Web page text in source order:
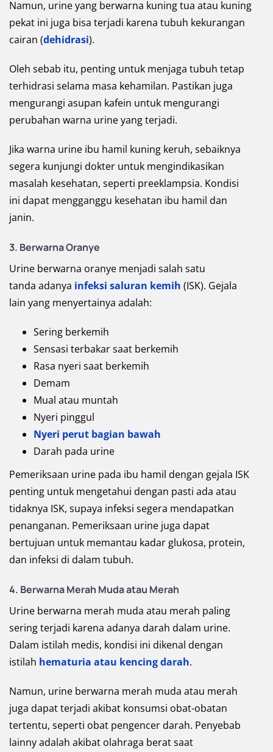
Namun, urine yang berwarna kuning tua atau kuning
pekat ini juga bisa terjadi karena tubuh kekurangan
cairan (dehidrasi).
Oleh sebab itu, penting untuk menjaga tubuh tetap
terhidrasi selama masa kehamilan. Pastikan juga
mengurangi asupan kafein untuk mengurangi
perubahan warna urine yang terjadi.
Jika warna urine ibu hamil kuning keruh, sebaiknya
segera kunjungi dokter untuk mengindikasikan
masalah kesehatan, seperti preeklampsia. Kondisi
ini dapat mengganggu kesehatan ibu hamil dan
janin.
3. Berwarna Oranye
Urine berwarna oranye menjadi salah satu
tanda adanya infeksi saluran kemih (ISK). Gejala
lain yang menyertainya adalah:
Sering berkemih
Sensasi terbakar saat berkemih
Rasa nyeri saat berkemih
Demam
Mual atau muntah
Nyeri pinggul
Nyeri perut bagian bawah
Darah pada urine
Pemeriksaan urine pada ibu hamil dengan gejala ISK
penting untuk mengetahui dengan pasti ada atau
tidaknya ISK, supaya infeksi segera mendapatkan
penanganan. Pemeriksaan urine juga dapat
bertujuan untuk memantau kadar glukosa, protein,
dan infeksi di dalam tubuh.
4. Berwarna Merah Muda atau Merah
Urine berwarna merah muda atau merah paling
sering terjadi karena adanya darah dalam urine.
Dalam istilah medis, kondisi ini dikenal dengan
istilah hematuria atau kencing darah.
Namun, urine berwarna merah muda atau merah
juga dapat terjadi akibat konsumsi obat-obatan
tertentu, seperti obat pengencer darah. Penyebab
lainny adalah akibat olahraga berat saat